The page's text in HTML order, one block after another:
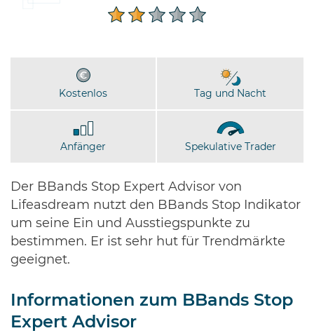
Kostenlos Tag und Nacht
Anfänger Spekulative Trader
Der BBands Stop Expert Advisor von
Lifeasdream nutzt den BBands Stop Indikator
um seine Ein und Ausstiegspunkte zu
bestimmen. Er ist sehr hut für Trendmärkte
geeignet.
Informationen zum BBands Stop
Expert Advisor